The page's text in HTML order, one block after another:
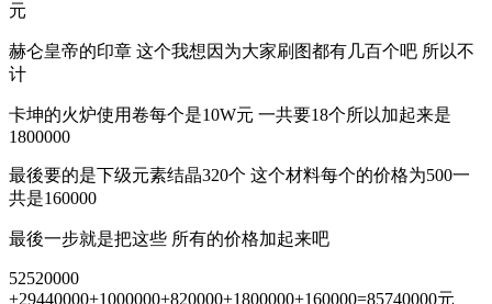
元
赫仑皇帝的印章 这个我想因为大家刷图都有几百个吧 所以不
计
卡坤的火炉使用卷每个是10W元 一共要18个所以加起来是
1800000
最後要的是下级元素结晶320个 这个材料每个的价格为500一
共是160000
最後一步就是把这些 所有的价格加起来吧
52520000
+29440000+1000000+820000+1800000+160000=85740000元